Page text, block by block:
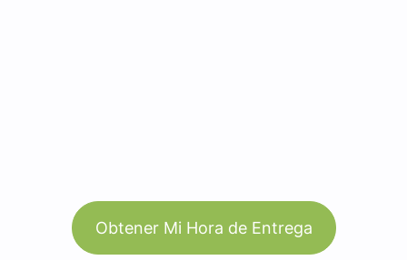
Obtener Mi Hora de Entrega